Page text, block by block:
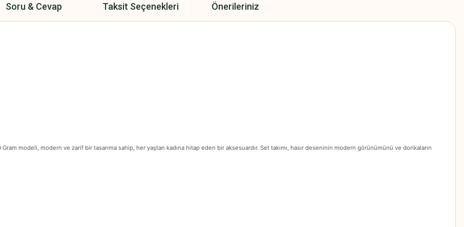
Soru & Cevap Taksit Seçenekleri Önerileriniz
Gram modeli, modern ve zarif bir tasarıma sahip, her yaştan kadına hitap eden bir aksesuardır. Set takımı, hasır deseninin modern görünümünü ve dorikaların